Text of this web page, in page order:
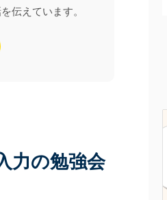
伝えています。
力の勉強会
多いのではないでしょうか。 しか
年収の壁のルールもちろんですが、扶
者の状況が個々のご家庭によってば
め、まず自分の状況をしっかりと把